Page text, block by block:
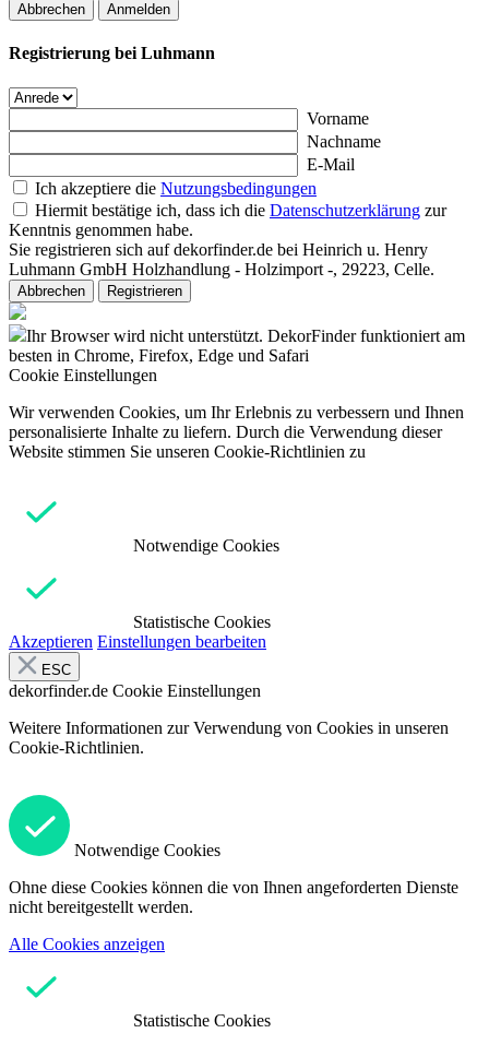
Abbrechen Anmelden
Registrierung bei Luhmann
Vorname
Nachname
E-Mail
Ich akzeptiere die Nutzungsbedingungen
Hiermit bestätige ich, dass ich die Datenschutzerklärung zur
Kenntnis genommen habe.
Sie registrieren sich auf dekorfinder.de bei Heinrich u. Henry
Luhmann GmbH Holzhandlung - Holzimport -, 29223, Celle.
Abbrechen Registrieren
Ihr Browser wird nicht unterstützt. DekorFinder funktioniert am
besten in Chrome, Firefox, Edge und Safari
Cookie Einstellungen
Wir verwenden Cookies, um Ihr Erlebnis zu verbessern und Ihnen
personalisierte Inhalte zu liefern. Durch die Verwendung dieser
Website stimmen Sie unseren Cookie-Richtlinien zu
Notwendige Cookies
Statistische Cookies
Akzeptieren Einstellungen bearbeiten
ESC
dekorfinder.de Cookie Einstellungen
Weitere Informationen zur Verwendung von Cookies in unseren
Cookie-Richtlinien.
Notwendige Cookies
Ohne diese Cookies können die von Ihnen angeforderten Dienste
nicht bereitgestellt werden.
Alle Cookies anzeigen
Statistische Cookies